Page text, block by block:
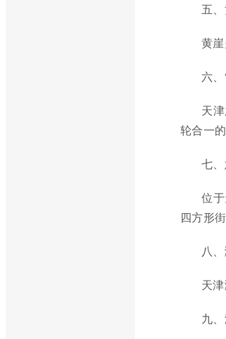
五
黄
六
天
轮合一
七
位
四方形街
八
天
九